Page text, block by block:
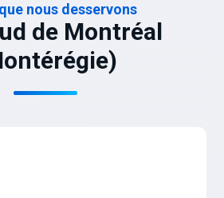
nous desservons
de Montréal